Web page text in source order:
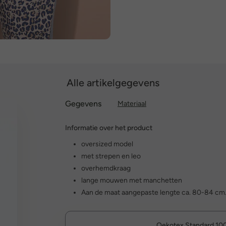
Alle artikelgegevens
Gegevens Materiaal
Informatie over het product
oversized model
met strepen en leo
overhemdkraag
lange mouwen met manchetten
Aan de maat aangepaste lengte ca. 80-84 cm.